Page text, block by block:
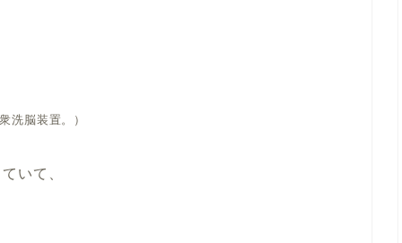
洗脳装置。）
いて、